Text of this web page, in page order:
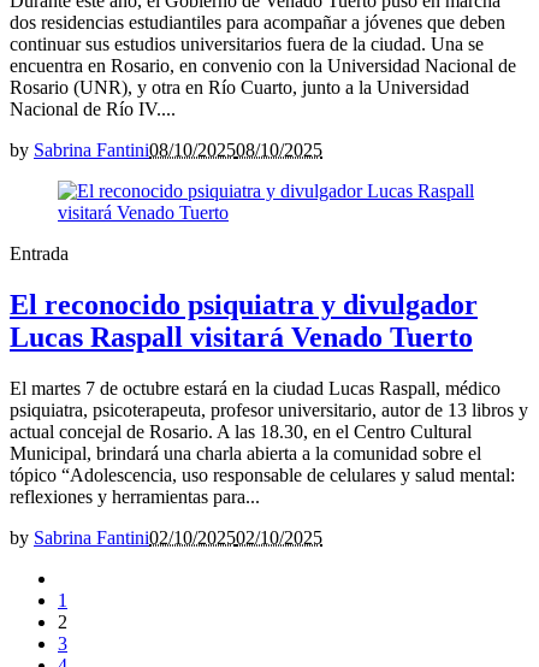
dos residencias estudiantiles para acompañar a jóvenes que deben
continuar sus estudios universitarios fuera de la ciudad. Una se
encuentra en Rosario, en convenio con la Universidad Nacional de
Rosario (UNR), y otra en Río Cuarto, junto a la Universidad
Nacional de Río IV....
by Sabrina Fantini08/10/202508/10/2025
Entrada
El reconocido psiquiatra y divulgador
Lucas Raspall visitará Venado Tuerto
El martes 7 de octubre estará en la ciudad Lucas Raspall, médico
psiquiatra, psicoterapeuta, profesor universitario, autor de 13 libros y
actual concejal de Rosario. A las 18.30, en el Centro Cultural
Municipal, brindará una charla abierta a la comunidad sobre el
tópico “Adolescencia, uso responsable de celulares y salud mental:
reflexiones y herramientas para...
by Sabrina Fantini02/10/202502/10/2025
1
2
3